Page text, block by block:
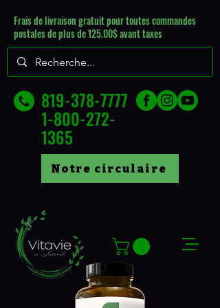
Frais de livraison gratuit pour toutes commandes
postales de plus de 125.00$ avant taxes
819-378-7777
1-800-272-
1365
Notre circulaire